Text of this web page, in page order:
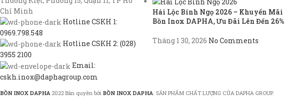
Chí Minh
Hotline CSKH 1:
0969.798.548
Hotline CSKH 2: (028)
3955 2100
Email:
cskh.inox@daphagroup.com
Hái Lộc Bính Ngọ 2026 – Khuyến Mãi
Bồn Inox DAPHA, Ưu Đãi Lên Đến 26%
Tháng 1 30, 2026 No Comments
BỒN INOX DAPHA 2022 Bản quyền bởi BỒN INOX DAPHA . SẢN PHẨM CHẤT LƯỢNG CỦA DAPHA GROUP.